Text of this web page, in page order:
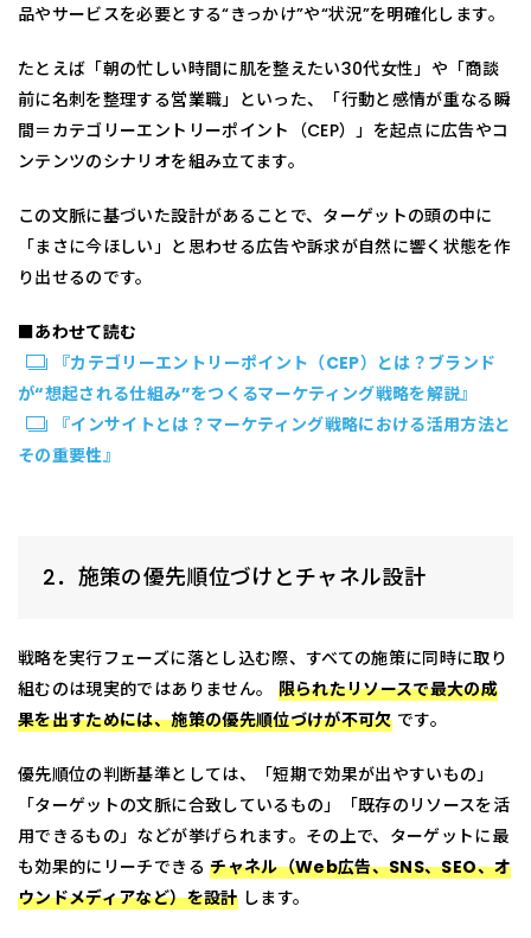
品やサービスを必要とする“きっかけ”や“状況”を明確化します。
たとえば「朝の忙しい時間に肌を整えたい30代女性」や「商談
前に名刺を整理する営業職」といった、「行動と感情が重なる瞬
間＝カテゴリーエントリーポイント（CEP）」を起点に広告やコ
ンテンツのシナリオを組み立てます。
この文脈に基づいた設計があることで、ターゲットの頭の中に
「まさに今ほしい」と思わせる広告や訴求が自然に響く状態を作
り出せるのです。
■あわせて読む
『カテゴリーエントリーポイント（CEP）とは？ブランド
が“想起される仕組み”をつくるマーケティング戦略を解説』
『インサイトとは？マーケティング戦略における活用方法と
その重要性』
2．施策の優先順位づけとチャネル設計
戦略を実行フェーズに落とし込む際、すべての施策に同時に取り
組むのは現実的ではありません。 限られたリソースで最大の成
果を出すためには、施策の優先順位づけが不可欠です。
優先順位の判断基準としては、「短期で効果が出やすいもの」
「ターゲットの文脈に合致しているもの」「既存のリソースを活
用できるもの」などが挙げられます。その上で、ターゲットに最
も効果的にリーチできるチャネル（Web広告、SNS、SEO、オ
ウンドメディアなど）を設計します。